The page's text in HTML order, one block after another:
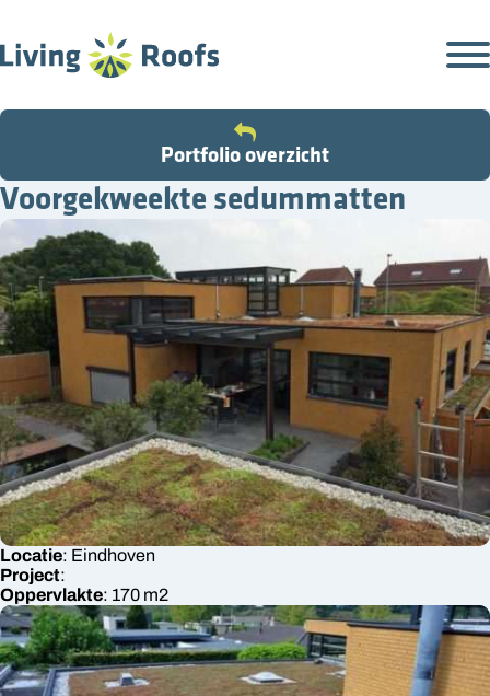
Portfolio overzicht
Voorgekweekte sedummatten
Locatie: Eindhoven
Project:
Oppervlakte: 170 m2